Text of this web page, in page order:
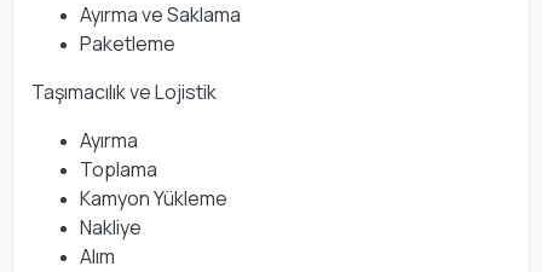
Ayırma ve Saklama
Paketleme
Taşımacılık ve Lojistik
Ayırma
Toplama
Kamyon Yükleme
Nakliye
Alım